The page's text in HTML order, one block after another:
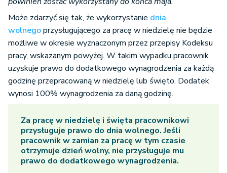
Może zdarzyć się tak, że wykorzystanie dnia
wolnegoprzysługującego za pracę w niedzielę nie będzie
możliwe w okresie wyznaczonym przez przepisy Kodeksu
pracy, wskazanym powyżej. W takim wypadku pracownik
uzyskuje prawo do dodatkowego wynagrodzenia za każdą
godzinę przepracowaną w niedzielę lub święto. Dodatek
wynosi 100% wynagrodzenia za daną godzinę.
Za pracę w niedzielę i święta pracownikowi
przysługuje prawo do dnia wolnego. Jeśli
pracownik w zamian za pracę w tym czasie
otrzymuje dzień wolny, nie przysługuje mu
prawo do dodatkowego wynagrodzenia.